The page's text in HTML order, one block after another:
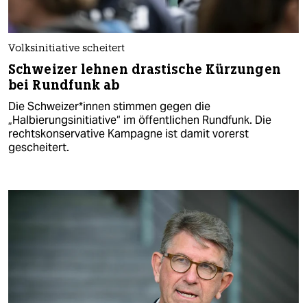
Volksinitiative scheitert
Schweizer lehnen drastische Kürzungen
bei Rundfunk ab
Die Schwei­ze­r*in­nen stimmen gegen die
„Halbierungsinitiative“ im öffentlichen Rundfunk. Die
rechtskonservative Kampagne ist damit vorerst
gescheitert.